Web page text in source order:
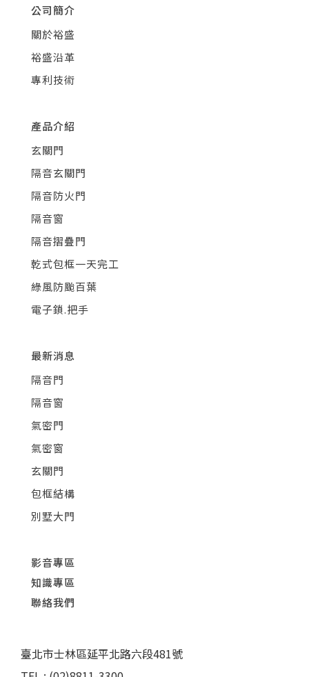
公司簡介
關於裕盛
裕盛沿革
專利技術
產品介紹
玄關門
隔音玄關門
隔音防火門
隔音窗
隔音摺疊門
乾式包框一天完工
綠風防颱百葉
電子鎖.把手
最新消息
隔音門
隔音窗
氣密門
氣密窗
玄關門
包框結構
別墅大門
影音專區
知識專區
聯絡我們
臺北市士林區延平北路六段481號